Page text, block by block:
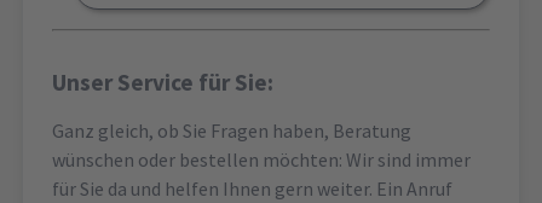
Unser Service für Sie:
Ganz gleich, ob Sie Fragen haben, Beratung
wünschen oder bestellen möchten: Wir sind immer
für Sie da und helfen Ihnen gern weiter. Ein Anruf